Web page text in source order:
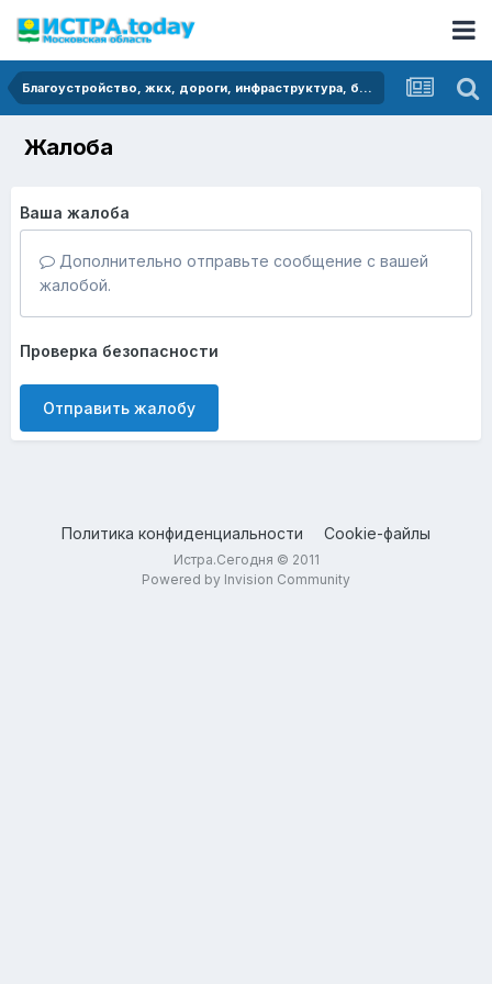
Благоустройство, жкх, дороги, инфраструктура, безопасность
Жалоба
Ваша жалоба
Дополнительно отправьте сообщение с вашей
жалобой.
Проверка безопасности
Отправить жалобу
Политика конфиденциальности Cookie-файлы
Истра.Сегодня © 2011
Powered by Invision Community